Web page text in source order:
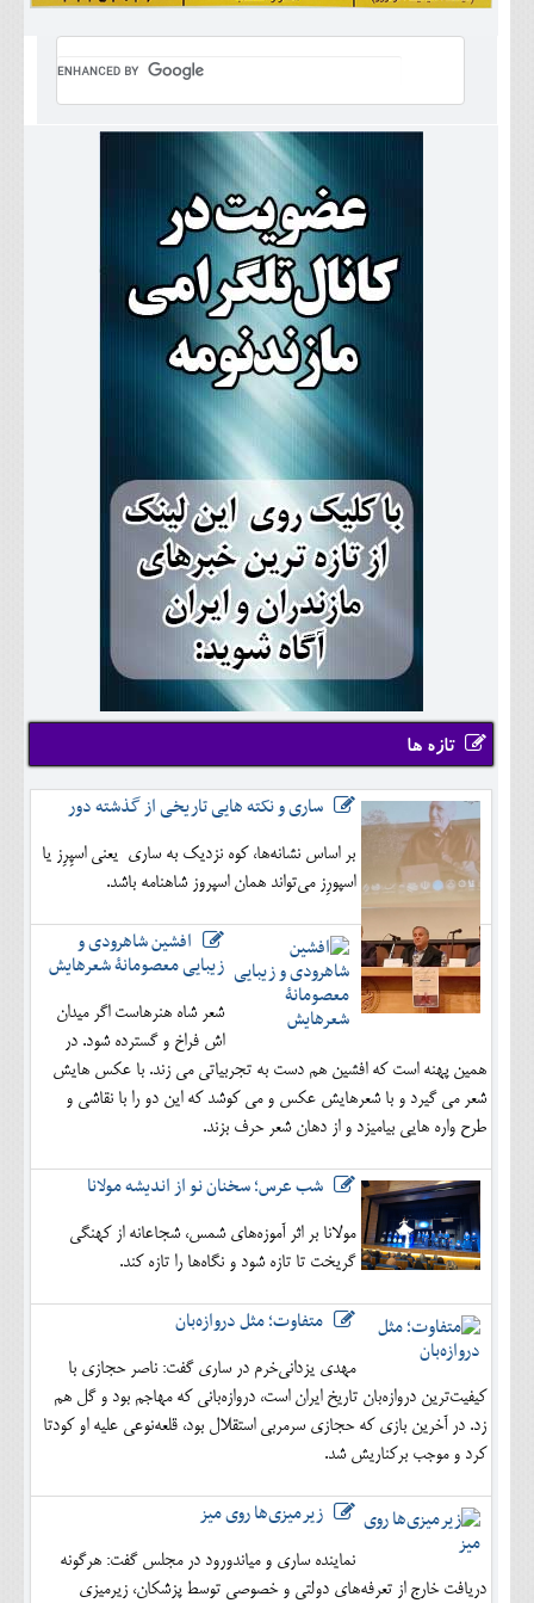
تازه ها
ساری و نکته هایی تاریخی از گذشته دور
بر اساس نشانه‌ها، کوه نزدیک به ساری یعنی اسپِرِز یا
اسپورِز می‌تواند همان اسپروز شاهنامه باشد.
افشین شاهرودی و
زیبایی معصومانۀ شعرهایش
شعر شاه هنرهاست اگر میدان
اش فراخ و گسترده شود. در
همین پهنه است که افشین هم دست به تجربیاتی می زند. با عکس هایش
شعر می گیرد و با شعرهایش عکس و می کوشد که این دو را با نقاشی و
طرح واره هایی بیامیزد و از دهان شعر حرف بزند.
شب عرس؛ سخنان نو از اندیشه مولانا
مولانا بر اثر آموزه‌های شمس، شجاعانه از کهنگی
گریخت تا تازه شود و نگاه‌ها را تازه کند.
متفاوت؛ مثل دروازه‌بان
مهدی یزدانی‌خرم در ساری گفت: ناصر حجازی با
کیفیت‌ترین دروازه‌بان تاریخ ایران است، دروازه‌بانی که مهاجم بود و گل هم
زد. در آخرین بازی که حجازی سرمربی استقلال بود، قلعه‌نوعی علیه او کودتا
کرد و موجب برکناریش شد.
زیرمیزی‌ها روی میز
نماینده ساری و میاندورود در مجلس گفت: هرگونه
دریافت خارج از تعرفه‌های دولتی و خصوصی توسط پزشکان، زیرمیزی